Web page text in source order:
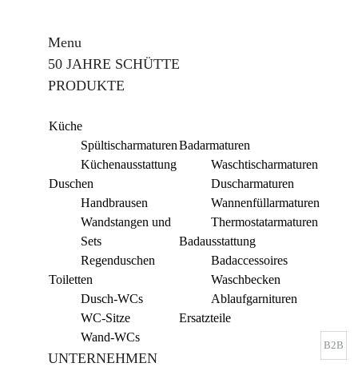
Menu
50 JAHRE SCHÜTTE
PRODUKTE
Küche
Spültischarmaturen
Küchenausstattung
Duschen
Handbrausen
Wandstangen und
Sets
Regenduschen
Toiletten
Dusch-WCs
WC-Sitze
Wand-WCs
Badarmaturen
Waschtischarmaturen
Duscharmaturen
Wannenfüllarmaturen
Thermostatarmaturen
Badausstattung
Badaccessoires
Waschbecken
Ablaufgarnituren
Ersatzteile
UNTERNEHMEN
B2B